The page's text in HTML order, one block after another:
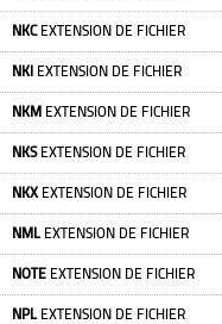
NKCEXTENSION DE FICHIER
NKI EXTENSION DE FICHIER
NKM EXTENSION DE FICHIER
NKSEXTENSION DE FICHIER
NKXEXTENSION DE FICHIER
NMLEXTENSION DE FICHIER
NOTE EXTENSION DE FICHIER
NPLEXTENSION DE FICHIER